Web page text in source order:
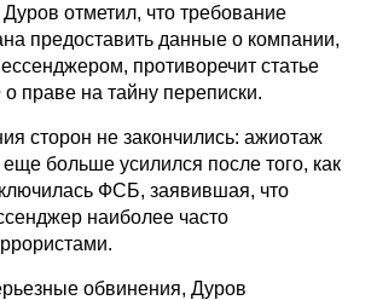
отметил, что требование
предоставить данные о компании,
противоречит статье
праве на тайну переписки.
сторон не закончились: ажиотаж
еще больше усилился после того, как
ФСБ, заявившая, что
наиболее часто
обвинения, Дуров